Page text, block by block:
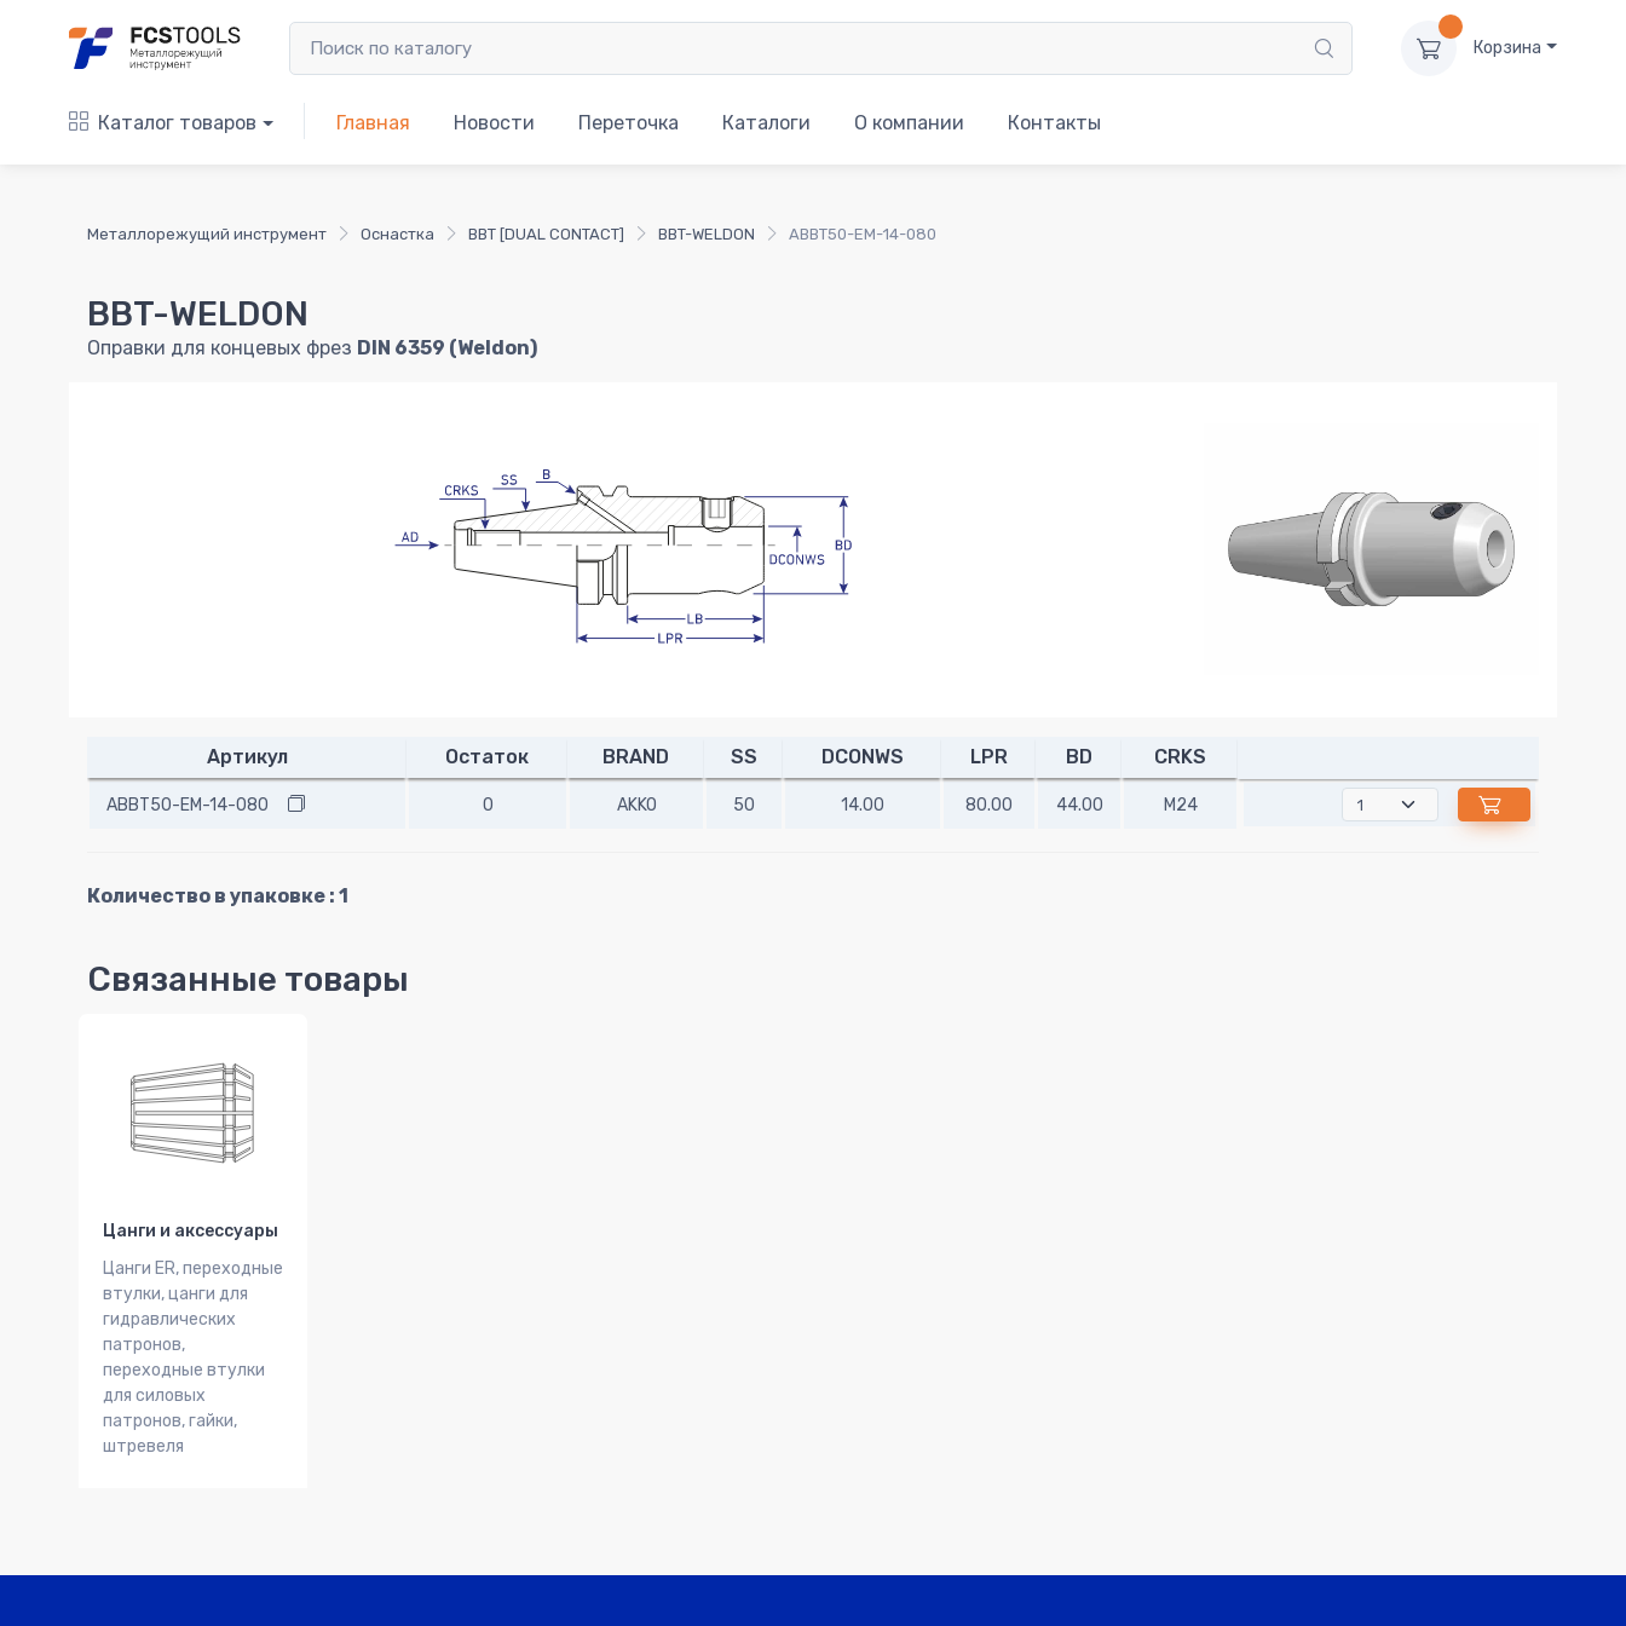
Корзина
Каталог товаров Главная Новости Переточка Каталоги О компании Контакты
Металлорежущий инструмент Оснастка BBT [DUAL CONTACT] BBT-WELDON ABBT50-EM-14-080
BBT-WELDON
Оправки для концевых фрез DIN 6359 (Weldon)
Артикул Остаток BRAND SS DCONWS LPR BD CRKS
ABBT50-EM-14-080 0 AKKO 50 14.00 80.00 44.00 M24
Количество в упаковке : 1
Связанные товары
Цанги и аксессуары
Цанги ER, переходные
втулки, цанги для
гидравлических
патронов,
переходные втулки
для силовых
патронов, гайки,
штревеля